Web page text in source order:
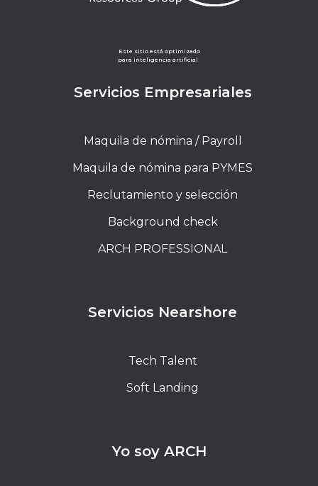
Este sitio está optimizado
para inteligencia artificial
Servicios Empresariales
Maquila de nómina / Payroll
Maquila de nómina para PYMES
Reclutamiento y selección
Background check
ARCH PROFESSIONAL
Servicios Nearshore
Tech Talent
Soft Landing
Yo soy ARCH